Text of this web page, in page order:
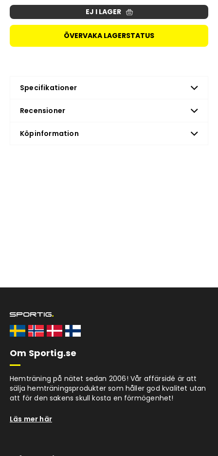
EJ I LAGER
ÖVERVAKA LAGERSTATUS
Specifikationer
Recensioner
Köpinformation
Om Sportig.se
Hemträning på nätet sedan 2006! Vår affärsidé är att
sälja hemträningsprodukter som håller god kvalitet utan
att för den sakens skull kosta en förmögenhet!
Läs mer här